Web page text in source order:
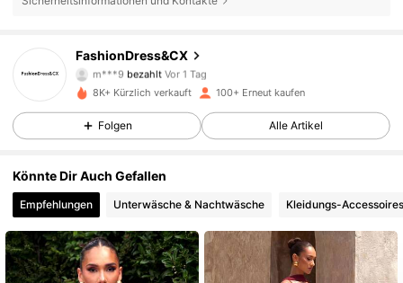
FashionDress&CX
4,39
1K Follower
m***9 bezahlt Vor 1 Tag
gefolgt
4,39 1K Follower
4,39 1K Follower
4,39 1K Follower
8K+ Kürzlich verkauft 100+ Erneut kaufen
Folgen Alle Artikel
Könnte Dir Auch Gefallen
Empfehlungen Unterwäsche & Nachtwäsche Kleidungs-Accessoires